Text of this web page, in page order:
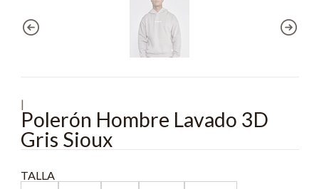
|
Polerón Hombre Lavado 3D
Gris Sioux
TALLA